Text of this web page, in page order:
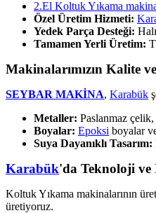
2.El Koltuk Yıkama
Özel Üretim Hizmeti:
Yedek Parça Desteği:
Tamamen Yerli Üretim:
Makinalarımızın Kalite ve
SEYBAR MAKİNA, Karabük
Metaller: Paslanmaz
Boyalar: Epoksi boyalar
Suya Dayanıklı Tasarım:
Karabük'da Teknoloji ve
Koltuk Yıkama makinalarının
üretiyoruz.